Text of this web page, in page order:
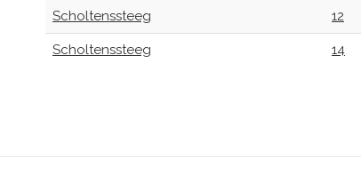
Scholtenssteeg 12
Scholtenssteeg 14